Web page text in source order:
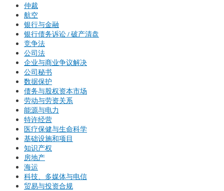
仲裁
航空
银行与金融
银行债务诉讼 / 破产清盘
竞争法
公司法
企业与商业争议解决
公司秘书
数据保护
债务与股权资本市场
劳动与劳资关系
能源与电力
特许经营
医疗保健与生命科学
基础设施和项目
知识产权
房地产
海运
科技、多媒体与电信
贸易与投资合规